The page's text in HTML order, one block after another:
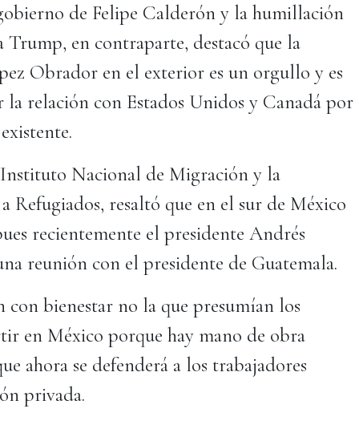
de Felipe Calderón y la humillación
en contraparte, destacó que la
Obrador en el exterior es un orgullo y es
la relación con Estados Unidos y Canadá por
Nacional de Migración y la
Refugiados, resaltó que en el sur de México
recientemente el presidente Andrés
reunión con el presidente de Guatemala.
bienestar no la que presumían los
en México porque hay mano de obra
ahora se defenderá a los trabajadores
privada.